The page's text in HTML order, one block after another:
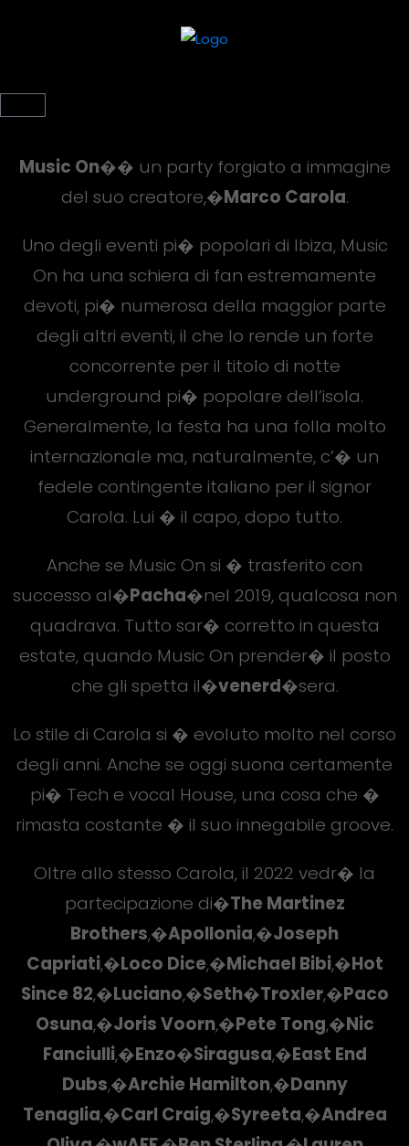
Music On�� un party forgiato a immagine
del suo creatore,�Marco Carola.
Uno degli eventi pi� popolari di Ibiza, Music
On ha una schiera di fan estremamente
devoti, pi� numerosa della maggior parte
degli altri eventi, il che lo rende un forte
concorrente per il titolo di notte
underground pi� popolare dell’isola.
Generalmente, la festa ha una folla molto
internazionale ma, naturalmente, c’� un
fedele contingente italiano per il signor
Carola. Lui � il capo, dopo tutto.
Anche se Music On si � trasferito con
successo al�Pacha�nel 2019, qualcosa non
quadrava. Tutto sar� corretto in questa
estate, quando Music On prender� il posto
che gli spetta il�venerd�sera.
Lo stile di Carola si � evoluto molto nel corso
degli anni. Anche se oggi suona certamente
pi� Tech e vocal House, una cosa che �
rimasta costante � il suo innegabile groove.
Oltre allo stesso Carola, il 2022 vedr� la
partecipazione di�The Martinez
Brothers,�Apollonia,�Joseph
Capriati,�Loco Dice,�Michael Bibi,�Hot
Since 82,�Luciano,�Seth�Troxler,�Paco
Osuna,�Joris Voorn,�Pete Tong,�Nic
Fanciulli,�Enzo�Siragusa,�East End
Dubs,�Archie Hamilton,�Danny
Tenaglia,�Carl Craig,�Syreeta,�Andrea